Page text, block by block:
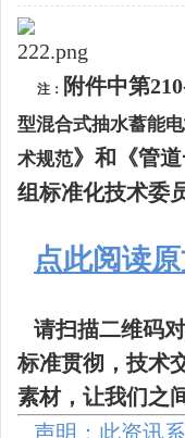
注： 附件中第
型混合式抽水蓄能
术规范》和《管
组标准化技术委
点此阅读
请扫描二维码
标准贯彻，技术
素材，让我们之
声明：此资讯